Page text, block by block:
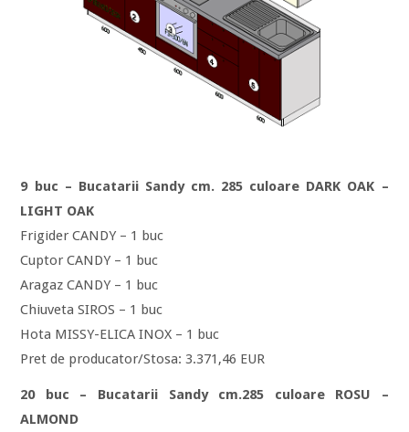
9 buc – Bucatarii Sandy cm. 285 culoare DARK OAK –
LIGHT OAK
Frigider CANDY – 1 buc
Cuptor CANDY – 1 buc
Aragaz CANDY – 1 buc
Chiuveta SIROS – 1 buc
Hota MISSY-ELICA INOX – 1 buc
Pret de producator/Stosa: 3.371,46 EUR
20 buc – Bucatarii Sandy cm.285 culoare ROSU –
ALMOND